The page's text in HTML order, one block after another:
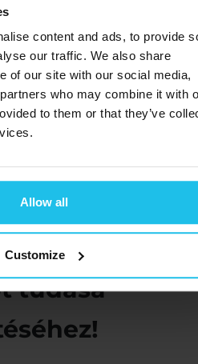
content and ads, to provide
our traffic. We also share
of our site with our social media,
who may combine it with
to them or that they’ve
Allow all
Customize
fel a
világát,
és
stabil
tudása